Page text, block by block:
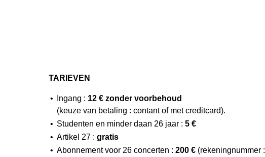
TARIEVEN
Ingang : 12 € zonder voorbehoud
(keuze van betaling : contant of met creditcard).
Studenten en minder daan 26 jaar : 5 €
Artikel 27 : gratis
Abonnement voor 26 concerten : 200 € (rekeningnummer :